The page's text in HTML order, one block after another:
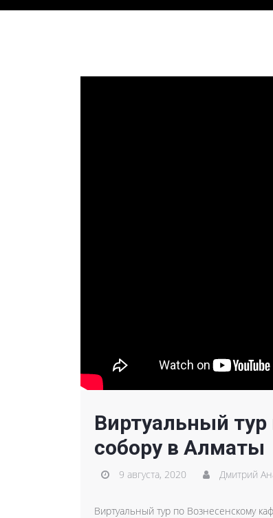
Виртуальный
собору в Алматы
9 августа, 2020 Дмитрий
Виртуальный тур по Вознесенскому